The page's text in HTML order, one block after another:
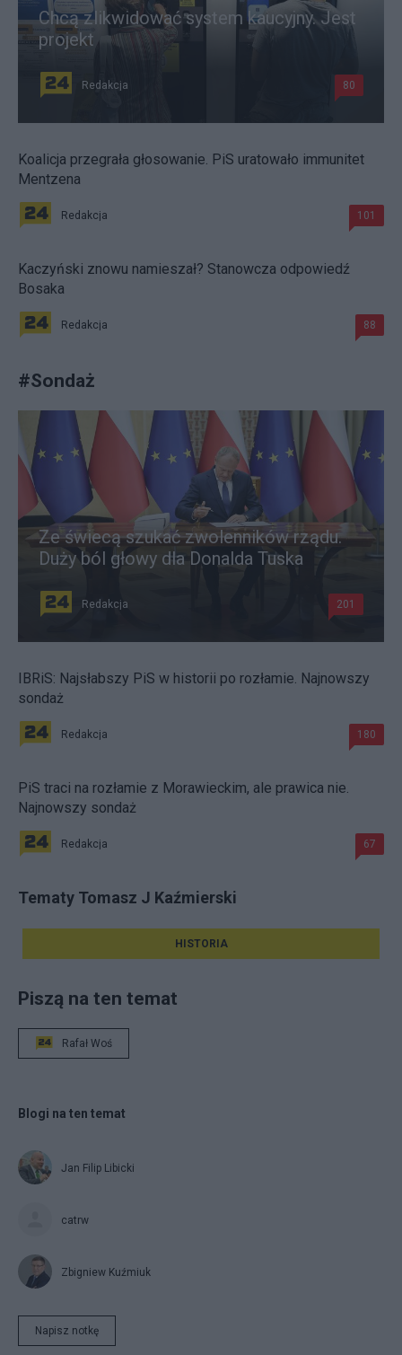
Chcą zlikwidować system kaucyjny. Jest
projekt
Redakcja 80
Koalicja przegrała głosowanie. PiS uratowało immunitet
Mentzena
Redakcja 101
Kaczyński znowu namieszał? Stanowcza odpowiedź
Bosaka
Redakcja 88
#Sondaż
Ze świecą szukać zwolenników rządu.
Duży ból głowy dla Donalda Tuska
Redakcja 201
IBRiS: Najsłabszy PiS w historii po rozłamie. Najnowszy
sondaż
Redakcja 180
PiS traci na rozłamie z Morawieckim, ale prawica nie.
Najnowszy sondaż
Redakcja 67
Tematy Tomasz J Kaźmierski
HISTORIA
Piszą na ten temat
Rafał Woś
Blogi na ten temat
Jan Filip Libicki
catrw
Zbigniew Kuźmiuk
Napisz notkę